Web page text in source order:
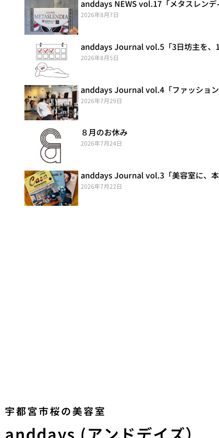
anddays NEWS vol.17「メタスレン
2026年8月7日
anddays Journal vol.5「3日坊主を、
2026年8月5日
anddays Journal vol.4「ファッショ
2026年7月29日
８月のお休み
2026年7月24日
anddays Journal vol.3「美容室に、
2026年7月22日
宇都宮市桜の美容室